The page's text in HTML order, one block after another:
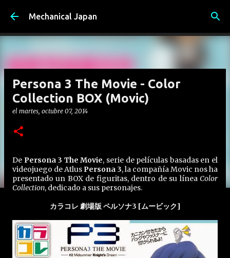
Ir al contenido principal
Mechanical Japan
Persona 3 The Movie - Color
Collection BOX (Movic)
el martes, octubre 07, 2014
De Persona 3 The Movie, serie de películas basadas en el
videojuego de AtlusPersona 3, la compañía Movic nos ha
presentado un BOX de figuritas, dentro de su línea Color
Collection, dedicado a sus personajes.
カラコレ 劇場版 ペルソナ3 [ムービック]